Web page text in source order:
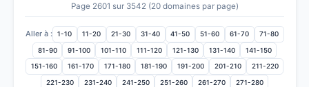
Page 2601 sur 3542 (20 domaines par page)
Aller à : 1-10 11-20 21-30 31-40 41-50 51-60 61-70 71-80
81-90 91-100 101-110 111-120 121-130 131-140 141-150
151-160 161-170 171-180 181-190 191-200 201-210 211-220
221-230 231-240 241-250 251-260 261-270 271-280